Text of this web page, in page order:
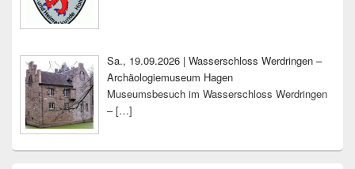
Sa., 19.09.2026 | Wasserschloss Werdringen –
Archäologiemuseum Hagen
Museumsbesuch im Wasserschloss Werdringen
–[…]